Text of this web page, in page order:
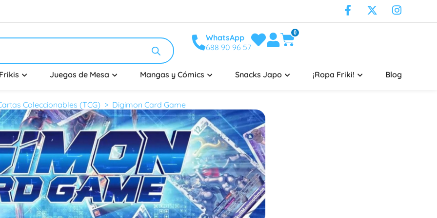
WhatsApp
688 90 96 57
0
Juegos de Mesa Mangas y Cómics Snacks Japo ¡Ropa Friki! Blog
Coleccionables (TCG) > Digimon Card Game